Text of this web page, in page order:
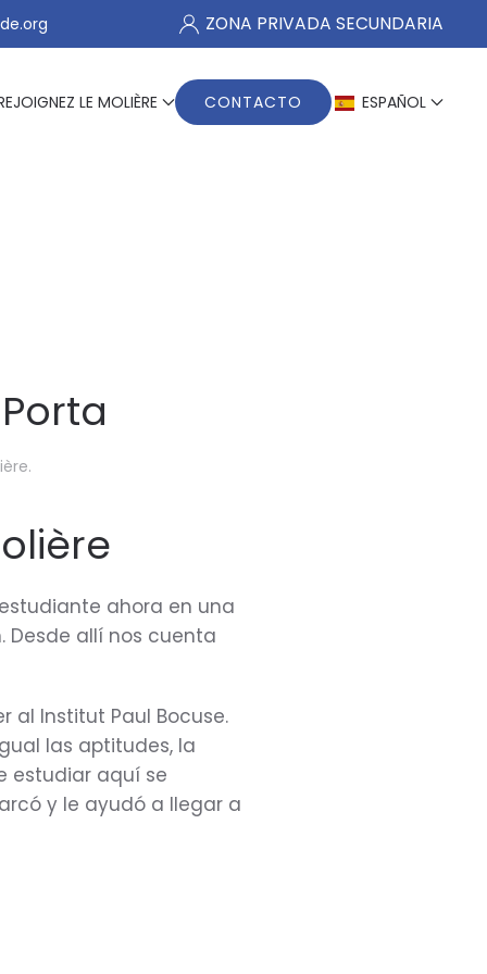
ZONA PRIVADA SECUNDARIA
LE MOLIÈRE CONTACTO ESPAÑOL
.
ahora en una
Desde allí nos cuenta
al Institut Paul Bocuse.
las aptitudes, la
estudiar aquí se
y le ayudó a llegar a